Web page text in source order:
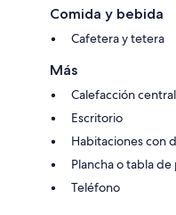
Comida y bebida
Cafetera y tetera
Más
Calefacción central
Escritorio
Habitaciones con
Plancha o tabla
Teléfono